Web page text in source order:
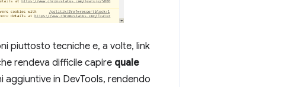
piuttosto tecniche e, a volte, link
rendeva difficile capire quale
in DevTools, rendendo